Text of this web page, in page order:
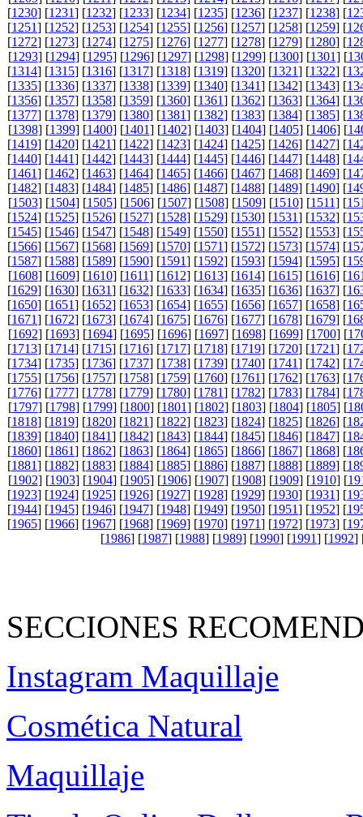
[1230] [1231] [1232] [1233] [1234] [1235] [1236] [1237] [1238] [
[1251] [1252] [1253] [1254] [1255] [1256] [1257] [1258] [1259] [
[1272] [1273] [1274] [1275] [1276] [1277] [1278] [1279] [1280] [
[1293] [1294] [1295] [1296] [1297] [1298] [1299] [1300] [1301] [
[1314] [1315] [1316] [1317] [1318] [1319] [1320] [1321] [1322] [
[1335] [1336] [1337] [1338] [1339] [1340] [1341] [1342] [1343] [
[1356] [1357] [1358] [1359] [1360] [1361] [1362] [1363] [1364] [
[1377] [1378] [1379] [1380] [1381] [1382] [1383] [1384] [1385] [
[1398] [1399] [1400] [1401] [1402] [1403] [1404] [1405] [1406] [
[1419] [1420] [1421] [1422] [1423] [1424] [1425] [1426] [1427] [
[1440] [1441] [1442] [1443] [1444] [1445] [1446] [1447] [1448] [
[1461] [1462] [1463] [1464] [1465] [1466] [1467] [1468] [1469] [
[1482] [1483] [1484] [1485] [1486] [1487] [1488] [1489] [1490] [
[1503] [1504] [1505] [1506] [1507] [1508] [1509] [1510] [1511] [
[1524] [1525] [1526] [1527] [1528] [1529] [1530] [1531] [1532] [
[1545] [1546] [1547] [1548] [1549] [1550] [1551] [1552] [1553] [
[1566] [1567] [1568] [1569] [1570] [1571] [1572] [1573] [1574] [
[1587] [1588] [1589] [1590] [1591] [1592] [1593] [1594] [1595] [
[1608] [1609] [1610] [1611] [1612] [1613] [1614] [1615] [1616] [
[1629] [1630] [1631] [1632] [1633] [1634] [1635] [1636] [1637] [
[1650] [1651] [1652] [1653] [1654] [1655] [1656] [1657] [1658] [
[1671] [1672] [1673] [1674] [1675] [1676] [1677] [1678] [1679] [
[1692] [1693] [1694] [1695] [1696] [1697] [1698] [1699] [1700] [
[1713] [1714] [1715] [1716] [1717] [1718] [1719] [1720] [1721] [
[1734] [1735] [1736] [1737] [1738] [1739] [1740] [1741] [1742] [
[1755] [1756] [1757] [1758] [1759] [1760] [1761] [1762] [1763] [
[1776] [1777] [1778] [1779] [1780] [1781] [1782] [1783] [1784] [
[1797] [1798] [1799] [1800] [1801] [1802] [1803] [1804] [1805] [
[1818] [1819] [1820] [1821] [1822] [1823] [1824] [1825] [1826] [
[1839] [1840] [1841] [1842] [1843] [1844] [1845] [1846] [1847] [
[1860] [1861] [1862] [1863] [1864] [1865] [1866] [1867] [1868] [
[1881] [1882] [1883] [1884] [1885] [1886] [1887] [1888] [1889] [
[1902] [1903] [1904] [1905] [1906] [1907] [1908] [1909] [1910] [
[1923] [1924] [1925] [1926] [1927] [1928] [1929] [1930] [1931] [
[1944] [1945] [1946] [1947] [1948] [1949] [1950] [1951] [1952] [
[1965] [1966] [1967] [1968] [1969] [1970] [1971] [1972] [1973] [
[1986] [1987] [1988] [1989] [1990] [1991] [1992]
SECCIONES
Instagram Maquillaje
Cosmética Natural
Maquillaje